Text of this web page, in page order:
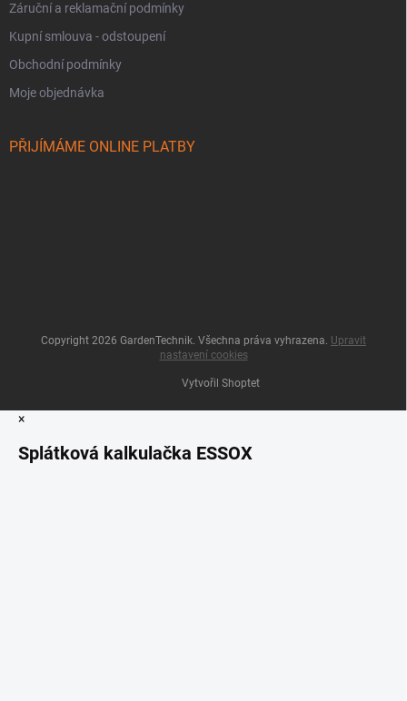
Záruční a reklamační podmínky
Kupní smlouva - odstoupení
Obchodní podmínky
Moje objednávka
PŘIJÍMÁME ONLINE PLATBY
Vytvořil Shoptet
Copyright 2026 GardenTechnik. Všechna práva vyhrazena. Upravit
nastavení cookies
×
Splátková kalkulačka ESSOX